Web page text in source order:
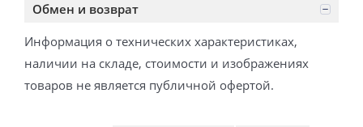
Обмен и возврат
Информация о технических характеристиках,
наличии на складе, стоимости и изображениях
товаров не является публичной офертой.